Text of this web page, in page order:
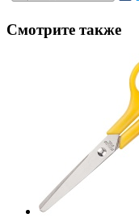
Смотрите также